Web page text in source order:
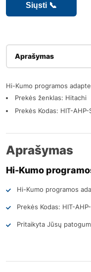
Aprašymas
Hi-Kumo programos
Prekės ženklas: Hitachi
Prekės Kodas: HIT-AHP-
Aprašymas
Hi-Kumo
Hi-Kumo programos
Prekės Kodas: HIT-
Pritaikyta Jūsų